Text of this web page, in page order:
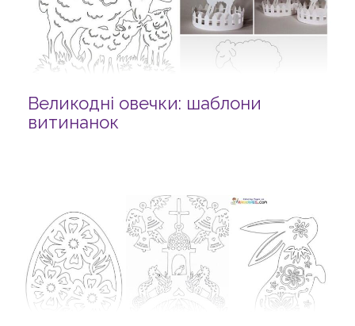
Великодні овечки: шаблони
витинанок